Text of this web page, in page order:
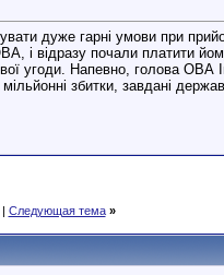
дуже гарні умови при
і відразу почали платити
угоди. Напевно, голова
збитки, завдані
Следующая тема »